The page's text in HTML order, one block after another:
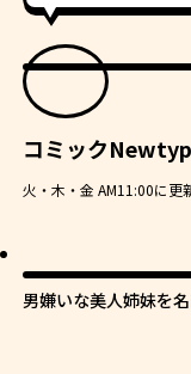
コミック
火・木・金 AM11:00に
男嫌いな美人姉妹を